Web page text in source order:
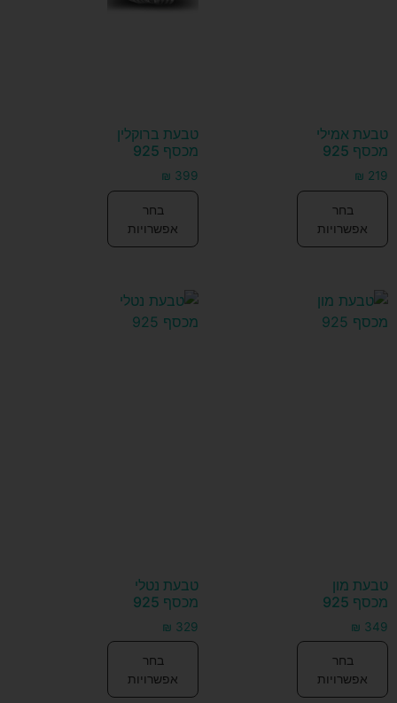
טבעת אמילי
מכסף 925
₪ 219
בחר
אפשרויות
טבעת ברוקלין
מכסף 925
₪ 399
בחר
אפשרויות
טבעת מון
מכסף 925
₪ 349
בחר
אפשרויות
טבעת נטלי
מכסף 925
₪ 329
בחר
אפשרויות